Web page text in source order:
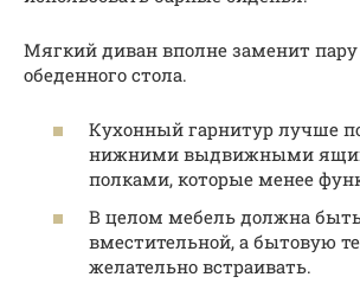
Мягкий диван вполне заменит пару
обеденного стола.
Кухонный гарнитур лучше
нижними выдвижными
полками, которые менее
В целом мебель должна
вместительной, а бытовую
желательно встраивать.